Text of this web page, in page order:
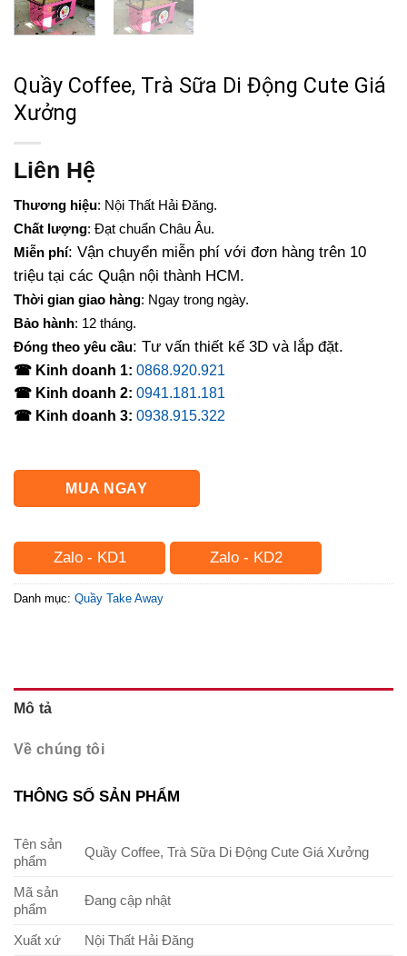
Quầy Coffee, Trà Sữa Di Động Cute Giá
Xưởng
Liên Hệ
Thương hiệu: Nội Thất Hải Đăng.
Chất lượng: Đạt chuẩn Châu Âu.
Miễn phí: Vận chuyển miễn phí với đơn hàng trên 10
triệu tại các Quận nội thành HCM.
Thời gian giao hàng: Ngay trong ngày.
Bảo hành: 12 tháng.
Đóng theo yêu cầu: Tư vấn thiết kế 3D và lắp đặt.
☎ Kinh doanh 1: 0868.920.921
☎ Kinh doanh 2: 0941.181.181
☎ Kinh doanh 3: 0938.915.322
MUA NGAY
Zalo - KD1 Zalo - KD2
Danh mục: Quầy Take Away
Mô tả
Về chúng tôi
THÔNG SỐ SẢN PHẨM
Tên sản
phẩm
Quầy Coffee, Trà Sữa Di Động Cute Giá Xưởng
Mã sản
phẩm
Đang cập nhật
Xuất xứ
Nội Thất Hải Đăng